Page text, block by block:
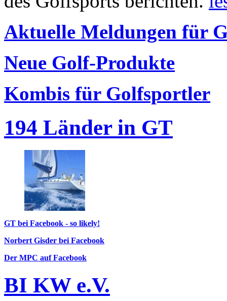
Aktuelle Meldungen für
Neue Golf-Produkte
Kombis für Golfsportler
194 Länder in GT
GT bei Facebook - so likely!
Norbert Gisder bei Facebook
Der MPC auf Facebook
BI KW e.V.